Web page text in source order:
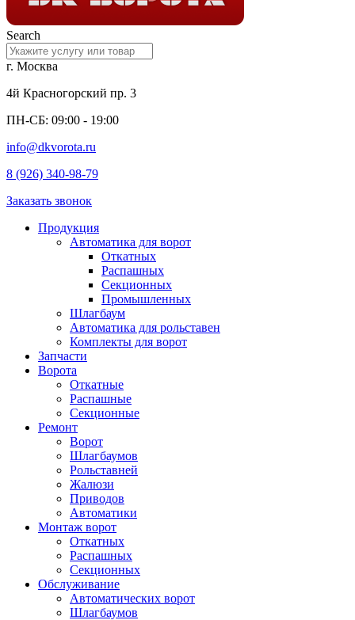
Search
г. Москва
4й Красногорский пр. 3
ПН-СБ: 09:00 - 19:00
info@dkvorota.ru
8 (926) 340-98-79
Заказать звонок
Продукция
Автоматика для ворот
Откатных
Распашных
Секционных
Промышленных
Шлагбаум
Автоматика для рольставен
Комплекты для ворот
Запчасти
Ворота
Откатные
Распашные
Секционные
Ремонт
Ворот
Шлагбаумов
Рольставней
Жалюзи
Приводов
Автоматики
Монтаж ворот
Откатных
Распашных
Секционных
Обслуживание
Автоматических ворот
Шлагбаумов